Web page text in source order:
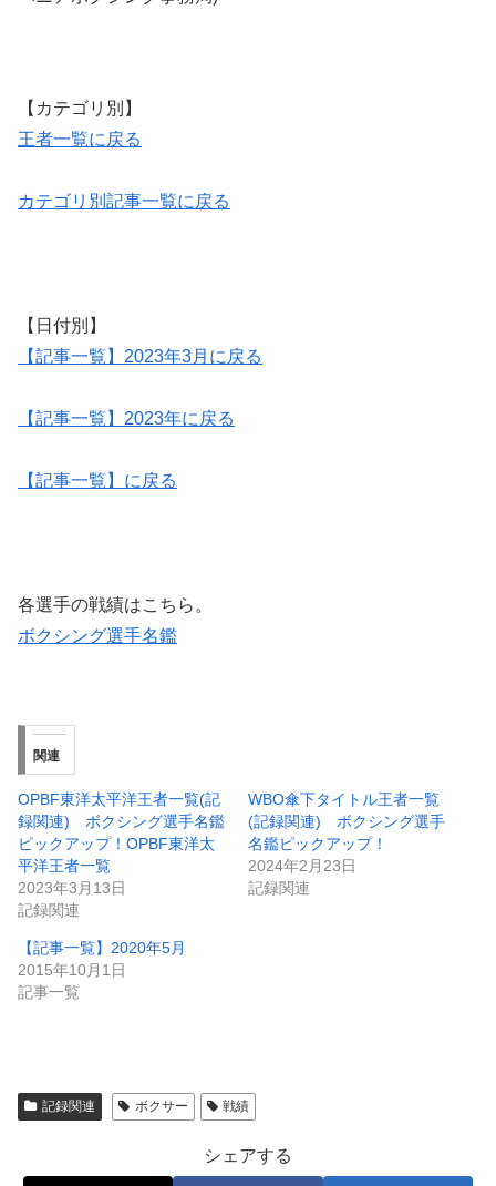
【カテゴリ別】
王者一覧に戻る
カテゴリ別記事一覧に戻る
【日付別】
【記事一覧】2023年3月に戻る
【記事一覧】2023年に戻る
【記事一覧】に戻る
各選手の戦績はこちら。
ボクシング選手名鑑
関連
OPBF東洋太平洋王者一覧(記
録関連) ボクシング選手名鑑
ピックアップ！OPBF東洋太
平洋王者一覧
2023年3月13日
記録関連
WBO傘下タイトル王者一覧
(記録関連) ボクシング選手
名鑑ピックアップ！
2024年2月23日
記録関連
【記事一覧】2020年5月
2015年10月1日
記事一覧
記録関連 ボクサー 戦績
シェアする